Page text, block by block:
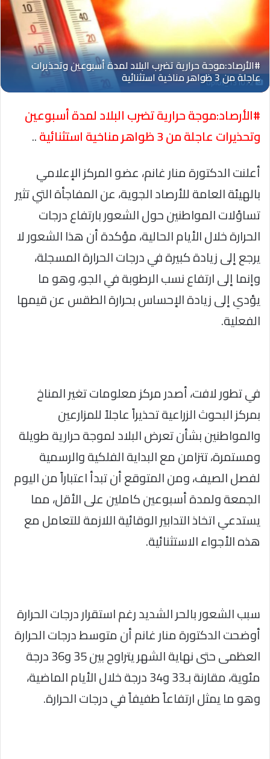
Oplus_131072
#الأرصاد:موجة حرارية تضرب البلاد لمدة أسبوعين
وتحذيرات عاجلة من 3 ظواهر مناخية استثنائية
..
أعلنت الدكتورة منار غانم، عضو المركز الإعلامي
بالهيئة العامة للأرصاد الجوية، عن المفاجأة التي تثير
تساؤلات المواطنين حول الشعور بارتفاع درجات
الحرارة خلال الأيام الحالية، مؤكدة أن هذا الشعور لا
يرجع إلى زيادة كبيرة في درجات الحرارة المسجلة،
وإنما إلى ارتفاع نسب الرطوبة في الجو، وهو ما
يؤدي إلى زيادة الإحساس بحرارة الطقس عن قيمها
الفعلية.
في تطور لافت، أصدر مركز معلومات تغير المناخ
بمركز البحوث الزراعية تحذيراً عاجلاً للمزارعين
والمواطنين بشأن تعرض البلاد لموجة حرارية طويلة
ومستمرة، تتزامن مع البداية الفلكية والرسمية
لفصل الصيف، ومن المتوقع أن تبدأ اعتباراً من اليوم
الجمعة ولمدة أسبوعين كاملين على الأقل، مما
يستدعي اتخاذ التدابير الوقائية اللازمة للتعامل مع
هذه الأجواء الاستثنائية.
سبب الشعور بالحر الشديد رغم استقرار درجات الحرارة
أوضحت الدكتورة منار غانم أن متوسط درجات الحرارة
العظمى حتى نهاية الشهر يتراوح بين 35 و36 درجة
مئوية، مقارنة بـ33 و34 درجة خلال الأيام الماضية،
وهو ما يمثل ارتفاعاً طفيفاً في درجات الحرارة.